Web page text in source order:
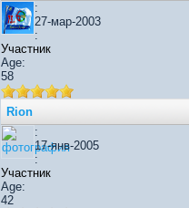
:
27-мар-2003
:
Участник
Age:
58
Rion
:
17-янв-2005
:
Участник
Age:
42